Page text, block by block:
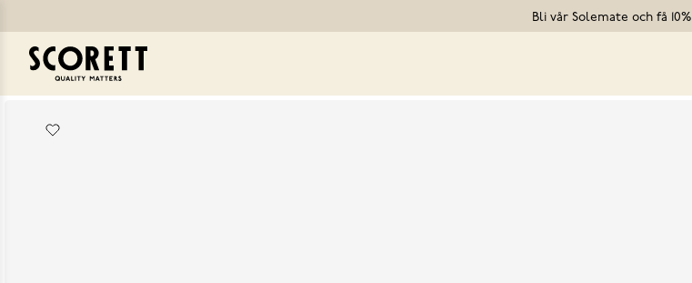
Bli vår Solemate och få 10%